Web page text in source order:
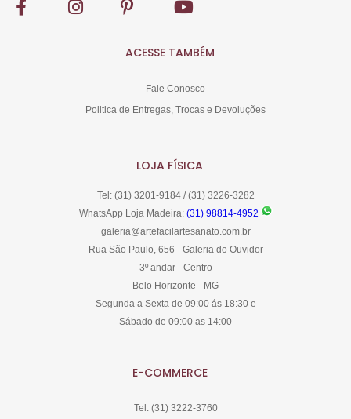
ACESSE TAMBÉM
Fale Conosco
Politica de Entregas, Trocas e Devoluções
LOJA FÍSICA
Tel: (31) 3201-9184 / (31) 3226-3282
WhatsApp Loja Madeira: (31) 98814-4952
galeria@artefacilartesanato.com.br
Rua São Paulo, 656 - Galeria do Ouvidor
3º andar - Centro
Belo Horizonte - MG
Segunda a Sexta de 09:00 ás 18:30 e
Sábado de 09:00 as 14:00
E-COMMERCE
Tel: (31) 3222-3760